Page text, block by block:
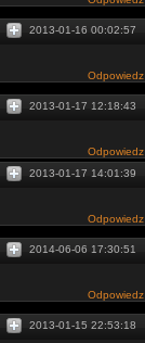
2013-01-16 00:02:57
Odpowiedz
2013-01-17 12:18:43
Odpowiedz
2013-01-17 14:01:39
Odpowiedz
2014-06-06 17:30:51
Odpowiedz
2013-01-15 22:53:18